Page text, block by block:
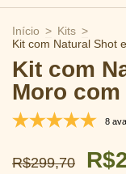
Início > Kits >
Kit com Natural Shot
Kit com
Moro
8
R$299,70